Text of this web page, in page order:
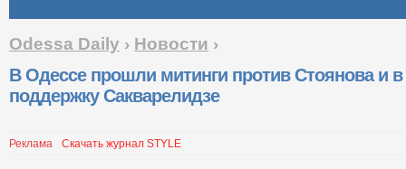
Odessa Daily › Новости ›
В Одессе прошли митинги против Стоянова и в
поддержку Сакварелидзе
Реклама Скачать журнал STYLE